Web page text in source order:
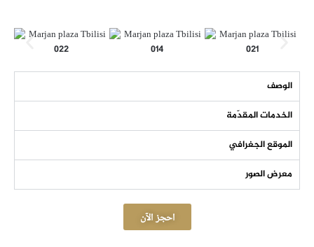
الوصف
الخدمات المقدّمة
الموقع الجغرافي
معرض الصور
احجز الآن